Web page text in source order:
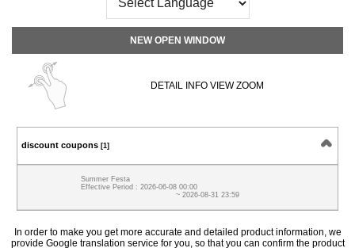
NEW OPEN WINDOW
DETAIL INFO VIEW ZOOM
discount coupons [1]
Summer Festa
Effective Period : 2026-06-08 00:00
~ 2026-08-31 23:59
In order to make you get more accurate and detailed product information, we
provide Google translation service for you, so that you can confirm the product